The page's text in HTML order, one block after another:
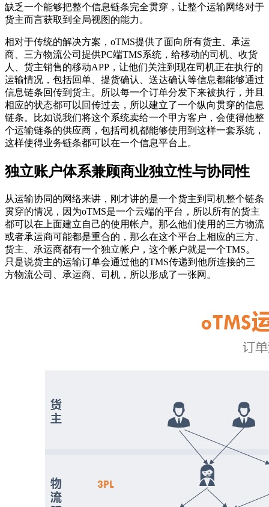
缺乏一个能够把整个信息链条完全贯穿，让整个运输网络对于
货主而言获取到全局视图的能力。
相对于传统的解决方案，oTMS提供了面向所有货主、承运
商、三方物流公司提供PC端TMS系统，给移动的司机、收货
人、货主销售的移动APP，让他们关注到现在司机正在执行的
运输情况，包括回单、提货确认、送达确认等信息都能够通过
信息链条回传到货主。所以每一个订单分发下来被执行，并且
相应的状态都可以回传过去，所以建立了一个纵向贯穿的信息
链条。比如说我们将这个系统卖给一个甲方客户，会使得他整
个运输链条的供应商，包括司机都能够使用到这样一套系统，
这样使得业务链条都可以在一个信息平台上。
独立账户体系兼顾商业独立性与协同性
从运输协同的网络来讲，刚才讲的是一个货主到司机整个链条
贯穿的情况，因为oTMS是一个云端的平台，所以所有的货主
都可以在上面建立自己的使用帐户。那么他们使用的三方物流
或者承运商可能都是重合的，那么在这个平台上相应的三方、
货主、承运商都有一个独立帐户，这个帐户就是一个TMS。
只是说货主的运输订单会通过他的TMS传递到他所连接的三
方物流公司、承运商、司机，所以形成了一张网。